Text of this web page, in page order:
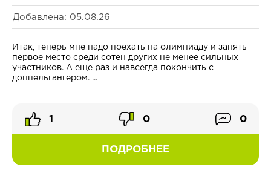
Добавлена: 05.08.26
Итак, теперь мне надо поехать на олимпиаду и занять
первое место среди сотен других не менее сильных
участников. А еще раз и навсегда покончить с
доппельгангером. ...
ПОДРОБНЕЕ
1 0 0